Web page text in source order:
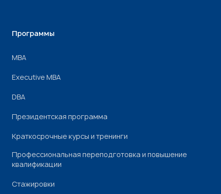
Программы
МВА
Executive MBA
DBA
Президентская программа
Краткосрочные курсы и тренинги
Профессиональная переподготовка и повышение
квалификации
Стажировки